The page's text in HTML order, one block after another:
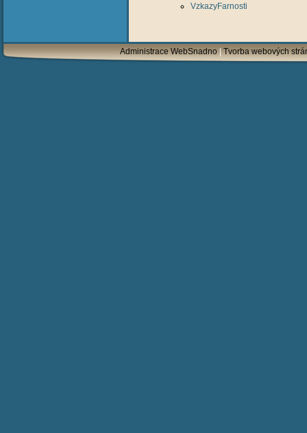
VzkazyFarnosti
Administrace WebSnadno|Tvorba webových